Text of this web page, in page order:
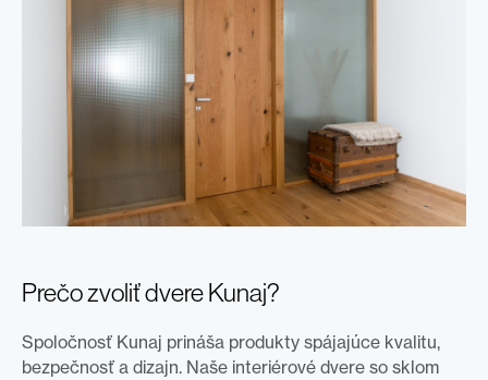
Prečo zvoliť dvere Kunaj?
Spoločnosť Kunaj prináša produkty spájajúce kvalitu,
bezpečnosť a dizajn. Naše interiérové dvere so sklom